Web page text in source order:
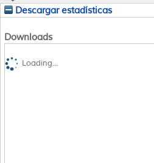
Descargar estadísticas
Downloads
Loading...